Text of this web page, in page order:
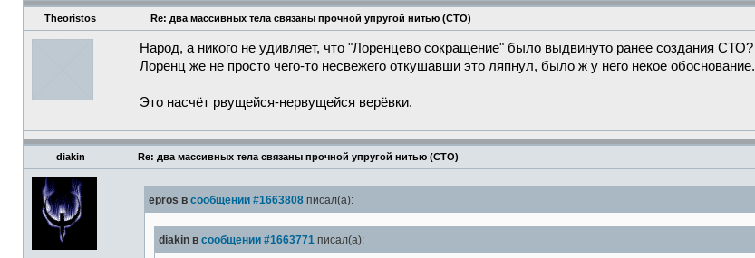
Theoristos Re: два массивных тела связаны прочной упругой нитью (СТО)
Народ, а никого не удивляет, что "Лоренцево сокращение" было выдвинуто ранее создания СТО?
Лоренц же не просто чего-то несвежего откушавши это ляпнул, было ж у него некое обоснование.
Это насчёт рвущейся-нервущейся верёвки.
diakin Re: два массивных тела связаны прочной упругой нитью (СТО)
epros в сообщении #1663808 писал(а):
diakin в сообщении #1663771 писал(а):